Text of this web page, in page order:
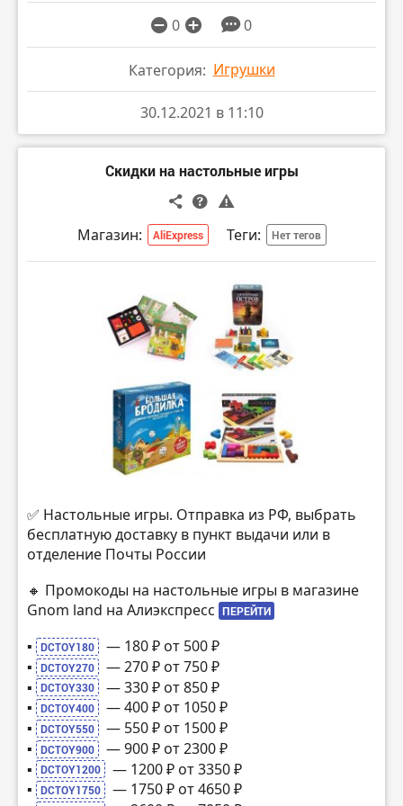
0 0
Категория: Игрушки
30.12.2021 в 11:10
Cкидки на настольные игры
Магазин: AliExpress Теги: Нет тегов
✅ Настольные игры. Отправка из РФ, выбрать
бесплатную доставку в пункт выдачи или в
отделение Почты России
🔸 Промокоды на настольные игры в магазине
Gnom land на Алиэкспресс ПЕРЕЙТИ
▪️ DCTOY180
— 180 ₽ от 500 ₽
▪️
DCTOY270
— 270 ₽ от 750 ₽
▪️
DCTOY330
— 330 ₽ от 850 ₽
▪️
DCTOY400
— 400 ₽ от 1050 ₽
▪️
DCTOY550
— 550 ₽ от 1500 ₽
▪️
DCTOY900
— 900 ₽ от 2300 ₽
▪️
DCTOY1200
— 1200 ₽ от 3350 ₽
▪️
DCTOY1750
— 1750 ₽ от 4650 ₽